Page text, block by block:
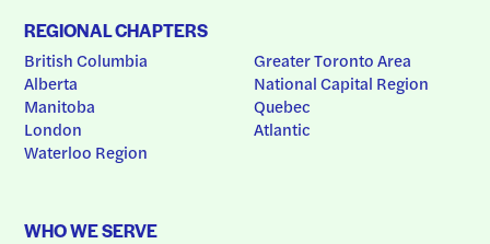
REGIONAL CHAPTERS
British Columbia
Alberta
Manitoba
London
Waterloo Region
Greater Toronto Area
National Capital Region
Quebec
Atlantic
WHO WE SERVE